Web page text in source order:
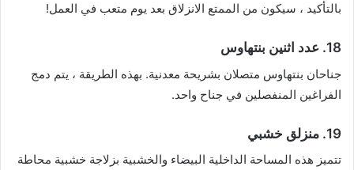
بالتأكيد ، سيكون من الممتع الانزلاق بعد يوم متعب في العمل!
18. عدد اثنين بنتهاوس
جناحان بنتهاوس متصلان بشريحة معدنية. بهذه الطريقة ، يتم دمج
الفراغين المنفصلين في جناح واحد.
19. منزلق خشبي
تتميز هذه المساحة الداخلية البيضاء والخشبية بزلاجة خشبية محاطة